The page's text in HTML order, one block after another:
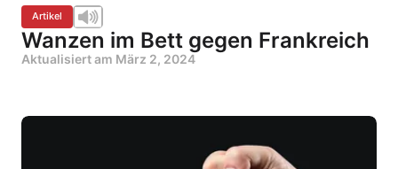
Artikel
Wanzen im Bett gegen Frankreich
Aktualisiert am März 2, 2024